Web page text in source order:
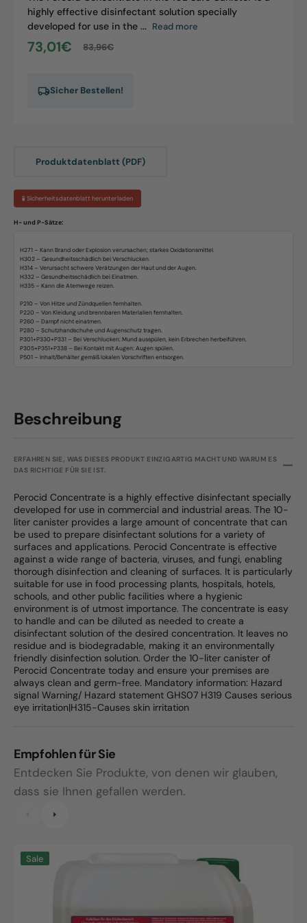
Beschreibung
ERFAHREN SIE, WAS DIESES PRODUKT EINZIGARTIG MACHT UND WARUM ES
DAS RICHTIGE FÜR SIE IST.
Perocid Concentrate is a highly effective disinfectant specially
developed for use in commercial and industrial areas. The 10-
liter canister provides a large amount of concentrate that can
be used to prepare disinfectant solutions for a variety of
surfaces and applications. Perocid Concentrate is effective
against a wide range of bacteria, viruses, and fungi, enabling
thorough disinfection and cleaning of surfaces. It is particularly
suitable for use in food processing plants, hospitals, hotels,
schools, and other public facilities where a hygienic
environment is of utmost importance. The concentrate is easy
to handle and can be diluted as needed to create a
disinfectant solution of the desired concentration. It leaves no
residue and is biodegradable, making it an environmentally
friendly disinfection solution. Order the 10-liter canister of
Perocid Concentrate today and ensure your premises are
always clean and germ-free. Mandatory information: Hazard
signal Warning/ Hazard statement GHS07 H319 Causes serious
eye irritation|H315-Causes skin irritation
Empfohlen für Sie
Entdecken Sie Produkte, von denen wir glauben,
dass sie Ihnen gefallen werden.
Perocid
Sale
highly effective disinfectant solution specially
developed for use in the ... Read more
Sale
73,01€
Regular
83,96€
Sicher Bestellen!
Produktdatenblatt (PDF)
🧪 Sicherheitsdatenblatt herunterladen
H- und P-Sätze:
H271 – Kann Brand oder Explosion verursachen; starkes Oxidationsmittel.
H302 – Gesundheitsschädlich bei Verschlucken.
H314 – Verursacht schwere Verätzungen der Haut und der Augen.
H332 – Gesundheitsschädlich bei Einatmen.
H335 – Kann die Atemwege reizen.
P210 – Von Hitze und Zündquellen fernhalten.
P220 – Von Kleidung und brennbaren Materialien fernhalten.
P260 – Dampf nicht einatmen.
P280 – Schutzhandschuhe und Augenschutz tragen.
P301+P330+P331 – Bei Verschlucken: Mund ausspülen, kein Erbrechen herbeiführen.
P305+P351+P338 – Bei Kontakt mit Augen: Augen spülen.
P501 – Inhalt/Behälter gemäß lokalen Vorschriften entsorgen.